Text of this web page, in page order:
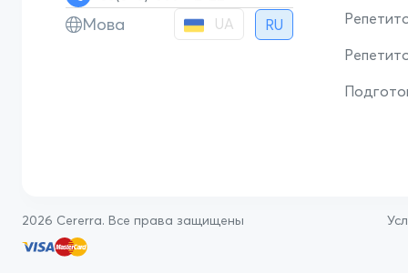
Мова UA RU
2026 Cererra. Все права защищены